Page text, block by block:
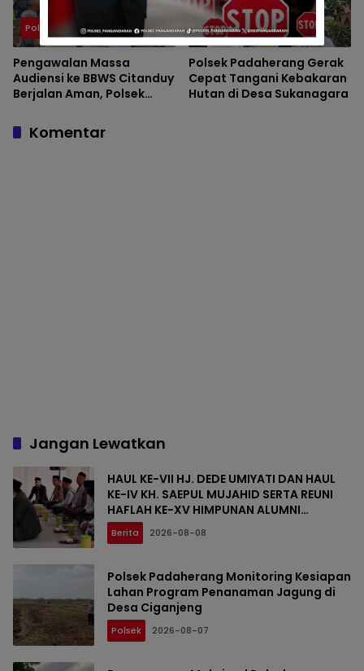
Polsek
Pengawalan Massa
Audiensi ke BBWS Citanduy
Berjalan Aman, Polsek
Kegiatan Berlangsung
Kondusif
Polsek
Polsek Padaherang Gerak
Cepat Tangani Kebakaran
Hutan di Desa Sukanagara
Komentar
Jangan Lewatkan
HAUL KE-VII HJ. DEDE UMIYATI DAN HAUL
KE-IV KH. SAEPUL MUJAHID SERTA REUNI
HAFLAH KE-XV HIMPUNAN ALUMNI
DIGELAR DI PONDOK PESANTREN AL-FALAH
SANUSSIYAH
Berita 2026-08-08
Polsek Padaherang Monitoring Kesiapan
Lahan Program Penanaman Jagung di
Desa Ciganjeng
Polsek 2026-08-07